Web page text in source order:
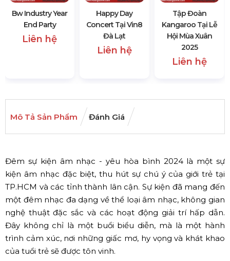
Bw Industry Year
End Party
Liên hệ
Happy Day
Concert Tại Vin8
Đà Lạt
Liên hệ
Tập Đoàn
Kangaroo Tại Lễ
Hội Mùa Xuân
2025
Liên hệ
Mô Tả Sản Phẩm Đánh Giá
Đêm sự kiện âm nhạc - yêu hòa bình 2024 là một sự
kiện âm nhạc đặc biệt, thu hút sự chú ý của giới trẻ tại
TP.HCM và các tỉnh thành lân cận. Sự kiện đã mang đến
một đêm nhạc đa dạng về thể loại âm nhạc, không gian
nghệ thuật đặc sắc và các hoạt động giải trí hấp dẫn.
Đây không chỉ là một buổi biểu diễn, mà là một hành
trình cảm xúc, nơi những giấc mơ, hy vọng và khát khao
của tuổi trẻ sẽ được tôn vinh.